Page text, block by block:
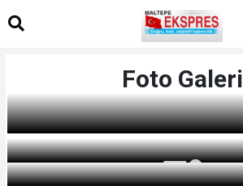
Foto Galeri